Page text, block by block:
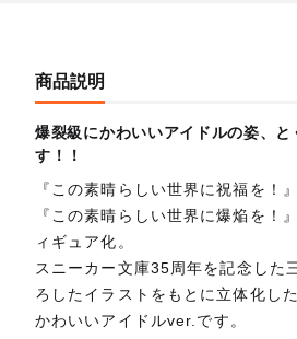
商品説明
爆裂級にかわいいアイドルの姿、
す！！
『この素晴らしい世界に祝福を！
『この素晴らしい世界に爆焔を！
ィギュア化。
スニーカー文庫35周年を記念した
ろしたイラストをもとに立体化し
かわいいアイドルver.です。